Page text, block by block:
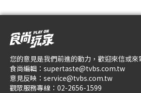
您的意見是我們前進的動力，歡迎來信或來
食尚編輯： supertaste@tvbs.com.tw
意見反映： service@tvbs.com.tw
觀眾服務專線： 02-2656-1599